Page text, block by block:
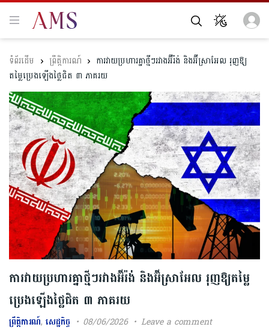
ព្រឹត្តិការណ៍
ការវាយប្រហារគ្នាថ្មីៗរវាងអ៊ីរ៉ង់ និងអ៊ីស្រាអែល ​រុញឱ្យ
តម្លៃប្រេងឡើងថ្លៃជិត ៣ ភាគរយ
ការវាយប្រហារគ្នាថ្មីៗរវាងអ៊ីរ៉ង់ និងអ៊ីស្រាអែល ​រុញឱ្យតម្លៃ
ប្រេងឡើងថ្លៃជិត ៣ ភាគរយ
ព្រឹត្តិការណ៍,សេដ្ឋកិច្ច 08/06/2026 Leave a comment